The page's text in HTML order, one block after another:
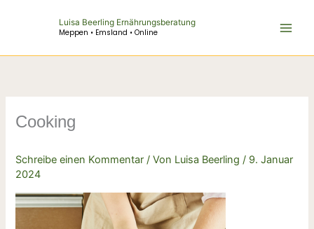
Luisa Beerling Ernährungsberatung
Meppen • Emsland • Online
Cooking
Schreibe einen Kommentar / Von Luisa Beerling/ 9. Januar
2024